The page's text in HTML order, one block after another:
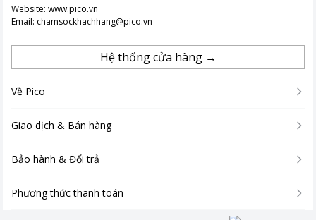
Website: www.pico.vn
Email: chamsockhachhang@pico.vn
Hệ thống cửa hàng →
Về Pico
Giao dịch & Bán hàng
Bảo hành & Đổi trả
Phương thức thanh toán